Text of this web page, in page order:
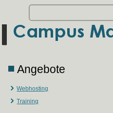
Angebote
Webhosting
Training